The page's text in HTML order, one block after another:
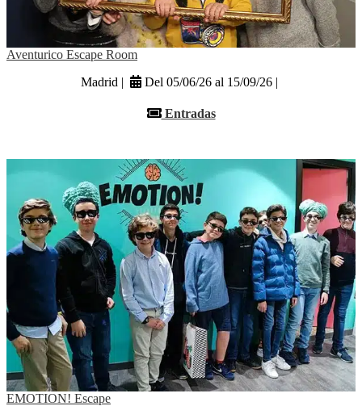
Aventurico Escape Room
Madrid |
Del 05/06/26 al 15/09/26 |
Entradas
EMOTION! Escape